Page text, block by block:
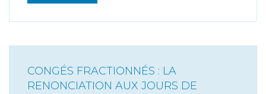
CONGÉS FRACTIONNÉS : LA
RENONCIATION AUX JOURS DE